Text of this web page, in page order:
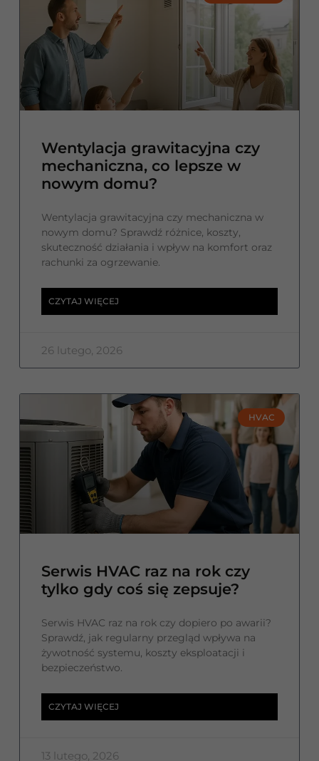
Wentylacja grawitacyjna czy
mechaniczna, co lepsze w
nowym domu?
Wentylacja grawitacyjna czy mechaniczna w
nowym domu? Sprawdź różnice, koszty,
skuteczność działania i wpływ na komfort oraz
rachunki za ogrzewanie.
CZYTAJ WIĘCEJ
26 lutego, 2026
HVAC
Serwis HVAC raz na rok czy
tylko gdy coś się zepsuje?
Serwis HVAC raz na rok czy dopiero po awarii?
Sprawdź, jak regularny przegląd wpływa na
żywotność systemu, koszty eksploatacji i
bezpieczeństwo.
CZYTAJ WIĘCEJ
13 lutego, 2026